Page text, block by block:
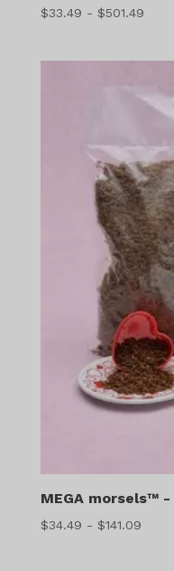
$33.49 - $501.49
MEGA morsels™ -
$34.49 - $141.09